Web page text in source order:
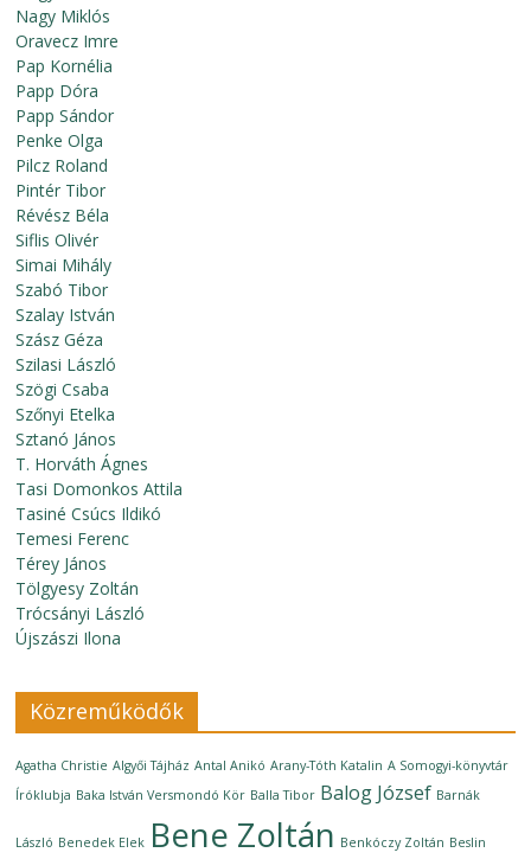
Nagy Miklós
Oravecz Imre
Pap Kornélia
Papp Dóra
Papp Sándor
Penke Olga
Pilcz Roland
Pintér Tibor
Révész Béla
Siflis Olivér
Simai Mihály
Szabó Tibor
Szalay István
Szász Géza
Szilasi László
Szögi Csaba
Szőnyi Etelka
Sztanó János
T. Horváth Ágnes
Tasi Domonkos Attila
Tasiné Csúcs Ildikó
Temesi Ferenc
Térey János
Tölgyesy Zoltán
Trócsányi László
Újszászi Ilona
Közreműködők
Agatha Christie Algyői Tájház Antal Anikó Arany-Tóth Katalin A Somogyi-könyvtár
Íróklubja Baka István Versmondó Kör Balla Tibor Balog József Barnák
László Benedek Elek Bene Zoltán Benkóczy Zoltán Beslin